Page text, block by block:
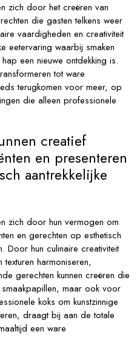
zich door het creëren van
die gasten telkens weer
vaardigheden en creativiteit
eetervaring waarbij smaken
een nieuwe ontdekking is.
tot ware
terugkomen voor meer, op
die alleen professionele
creatief
en presenteren
aantrekkelijke
zich door hun vermogen om
en gerechten op esthetisch
Door hun culinaire creativiteit
harmoniseren,
gerechten kunnen creëren die
maar ook voor
koks om kunstzinnige
draagt bij aan de totale
een ware